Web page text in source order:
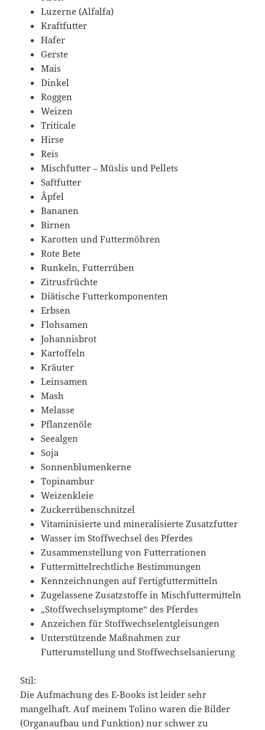
Luzerne (Alfalfa)
Kraftfutter
Hafer
Gerste
Mais
Dinkel
Roggen
Weizen
Triticale
Hirse
Reis
Mischfutter – Müslis und Pellets
Saftfutter
Äpfel
Bananen
Birnen
Karotten und Futtermöhren
Rote Bete
Runkeln, Futterrüben
Zitrusfrüchte
Diätische Futterkomponenten
Erbsen
Flohsamen
Johannisbrot
Kartoffeln
Kräuter
Leinsamen
Mash
Melasse
Pflanzenöle
Seealgen
Soja
Sonnenblumenkerne
Topinambur
Weizenkleie
Zuckerrübenschnitzel
Vitaminisierte und mineralisierte Zusatzfutter
Wasser im Stoffwechsel des Pferdes
Zusammenstellung von Futterrationen
Futtermittelrechtliche Bestimmungen
Kennzeichnungen auf Fertigfuttermitteln
Zugelassene Zusatzstoffe in Mischfuttermitteln
„Stoffwechselsymptome“ des Pferdes
Anzeichen für Stoffwechselentgleisungen
Unterstützende Maßnahmen zur
Futterumstellung und Stoffwechselsanierung
Stil:
Die Aufmachung des E-Books ist leider sehr
mangelhaft. Auf meinem Tolino waren die Bilder
(Organaufbau und Funktion) nur schwer zu